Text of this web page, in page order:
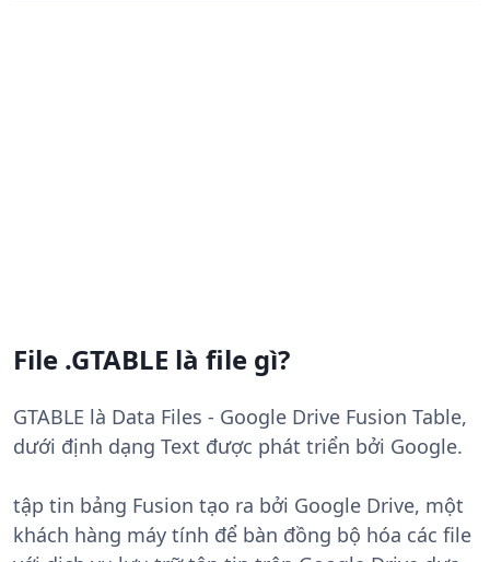
File .GTABLE là file gì?
GTABLE là Data Files - Google Drive Fusion Table,
dưới định dạng Text được phát triển bởi Google.
tập tin bảng Fusion tạo ra bởi Google Drive, một
khách hàng máy tính để bàn đồng bộ hóa các file